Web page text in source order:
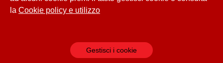
Memoria srl, servizi archivistici - Roma
la Cookie policy e utilizzo
Gestisci i cookie